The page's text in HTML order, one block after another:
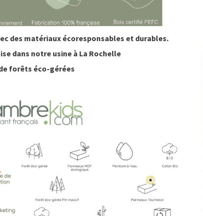
des matériaux écoresponsables et durables.
dans notre usine à La Rochelle
forêts éco-gérées